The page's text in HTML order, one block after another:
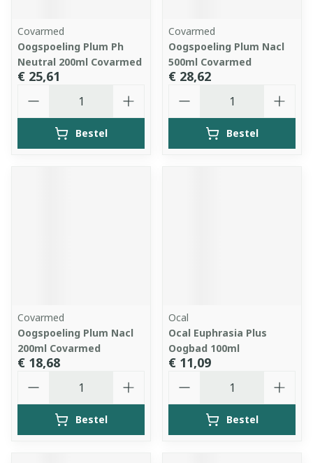
Covarmed
Oogspoeling Plum Ph
Neutral 200ml Covarmed
€ 25,61
Bestel
Covarmed
Oogspoeling Plum Nacl
500ml Covarmed
€ 28,62
Bestel
Covarmed
Oogspoeling Plum Nacl
200ml Covarmed
€ 18,68
Bestel
Ocal
Ocal Euphrasia Plus
Oogbad 100ml
€ 11,09
Bestel